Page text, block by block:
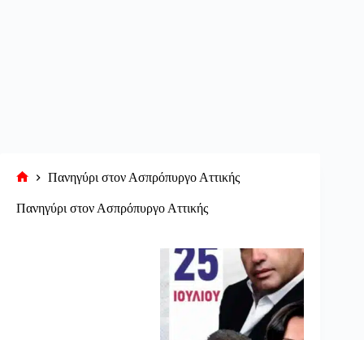
σελίδα
Πανηγύρι στον Ασπρόπυργο Αττικής
Πανηγύρι στον Ασπρόπυργο Αττικής